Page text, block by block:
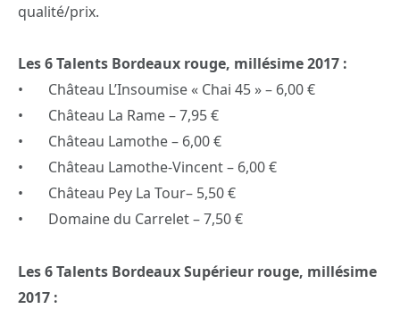
qualité/prix.
Les 6 Talents Bordeaux rouge, millésime 2017 :
• Château L’Insoumise « Chai 45 » – 6,00 €
• Château La Rame – 7,95 €
• Château Lamothe – 6,00 €
• Château Lamothe-Vincent – 6,00 €
• Château Pey La Tour– 5,50 €
• Domaine du Carrelet – 7,50 €
Les 6 Talents Bordeaux Supérieur rouge, millésime
2017 :